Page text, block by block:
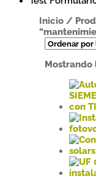
Inicio /
Mostrando
Este
tiene
Las
Este
tiene
Este